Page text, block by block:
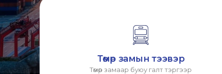
Төмөр замын тээвэр
Төмөр замаар буюу галт тэргээр